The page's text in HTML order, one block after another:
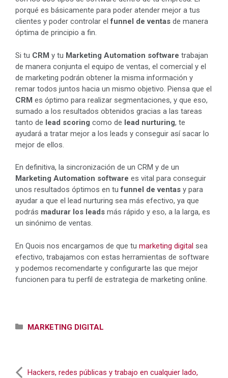
porqué es básicamente para poder atender mejor a tus
clientes y poder controlar elfunnel de ventas de manera
óptima de principio a fin.
Si tu CRM y tu Marketing Automation software trabajan
de manera conjunta el equipo de ventas, el comercial y el
de marketing podrán obtener la misma información y
remar todos juntos hacia un mismo objetivo. Piensa que el
CRM es óptimo para realizar segmentaciones, y que eso,
sumado a los resultados obtenidos gracias a las tareas
tanto de lead scoring como de lead nurturing, te
ayudará a tratar mejor a los leads y conseguir así sacar lo
mejor de ellos.
En definitiva, la sincronización de un CRM y de un
Marketing Automation software es vital para conseguir
unos resultados óptimos en tufunnel de ventas y para
ayudar a que el lead nurturing sea más efectivo, ya que
podrás madurar los leads más rápido y eso, a la larga, es
un sinónimo de ventas.
En Quois nos encargamos de que tu marketing digital sea
efectivo, trabajamos con estas herramientas de software
y podemos recomendarte y configurarte las que mejor
funcionen para tu perfil de estrategia de marketing online.
Categorías
MARKETING DIGITAL
Hackers, redes públicas y trabajo en cualquier lado,